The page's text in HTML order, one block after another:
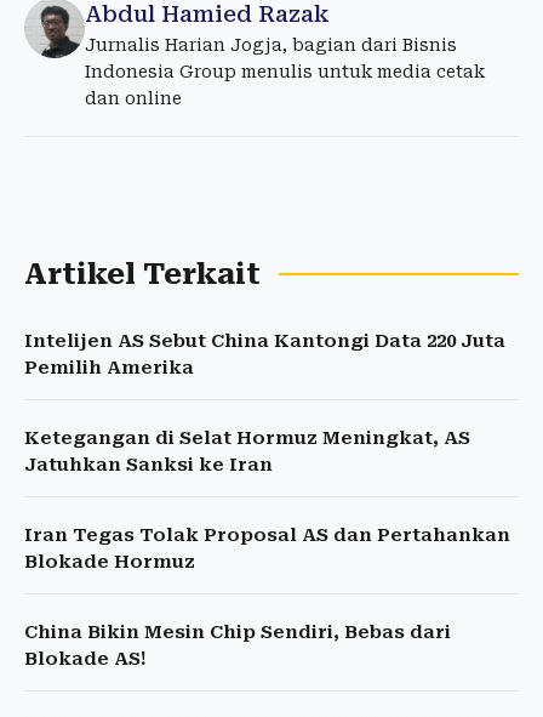
Abdul Hamied Razak
Jurnalis Harian Jogja, bagian dari Bisnis
Indonesia Group menulis untuk media cetak
dan online
Artikel Terkait
Intelijen AS Sebut China Kantongi Data 220 Juta
Pemilih Amerika
Ketegangan di Selat Hormuz Meningkat, AS
Jatuhkan Sanksi ke Iran
Iran Tegas Tolak Proposal AS dan Pertahankan
Blokade Hormuz
China Bikin Mesin Chip Sendiri, Bebas dari
Blokade AS!